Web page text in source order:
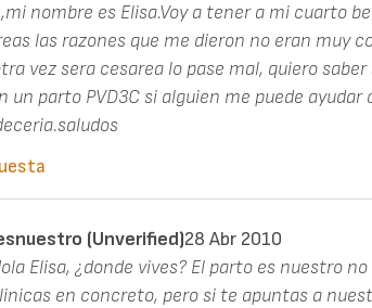
nombre es Elisa.Voy a tener a mi cuarto
las razones que me dieron no eran muy
vez sera cesarea lo pase mal, quiero
un parto PVD3C si alguien me puede
(unverified)28 Abr 2010
Elisa, ¿donde vives? El parto es nuestro
en concreto, pero si te apuntas a